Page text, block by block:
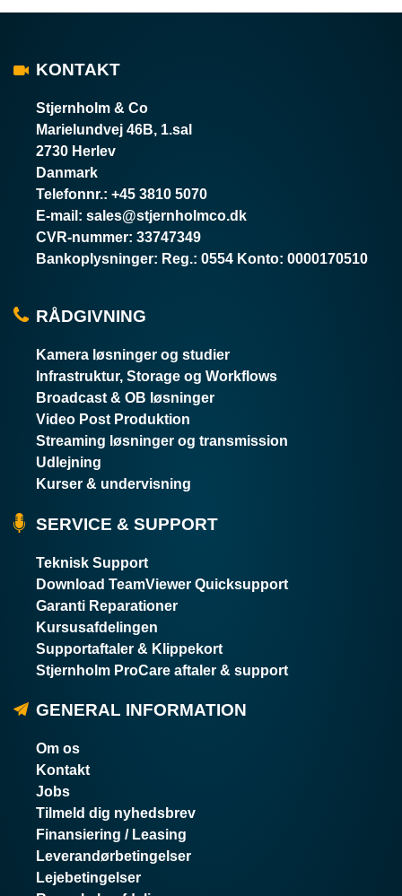
KONTAKT
Stjernholm & Co
Marielundvej 46B, 1.sal
2730 Herlev
Danmark
Telefonnr.: +45 3810 5070
E-mail : sales@stjernholmco.dk
CVR-nummer: 33747349
Bankoplysninger: Reg.: 0554 Konto: 0000170510
RÅDGIVNING
Kamera løsninger og studier
Infrastruktur, Storage og Workflows
Broadcast & OB løsninger
Video Post Produktion
Streaming løsninger og transmission
Udlejning
Kurser & undervisning
SERVICE & SUPPORT
Teknisk Support
Download TeamViewer Quicksupport
Garanti Reparationer
Kursusafdelingen
Supportaftaler & Klippekort
Stjernholm ProCare aftaler & support
GENERAL INFORMATION
Om os
Kontakt
Jobs
Tilmeld dig nyhedsbrev
Finansiering / Leasing
Leverandørbetingelser
Lejebetingelser